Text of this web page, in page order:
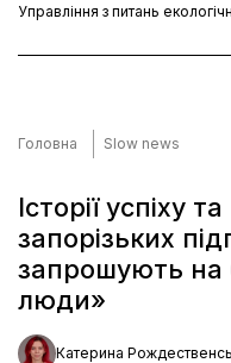
Управління з питань
Головна Slow news
Історії успіху
запорізьких
запрошують на
люди»
Катерина